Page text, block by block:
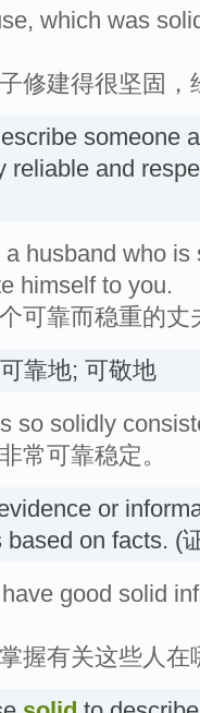
which was
修建得很坚固，
someone
reliable and
a husband who
himself to you.
可靠而稳重的
可靠地; 可敬地
so solidly
常可靠稳定。
or
based on facts. (
good solid
握有关这些人在